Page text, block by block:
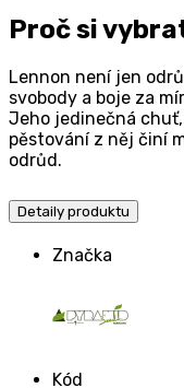
Proč si
Lennon není jen
svobody a boje za
Jeho jedinečná
pěstování z něj činí
odrůd.
Detaily produktu
Značka
Kód